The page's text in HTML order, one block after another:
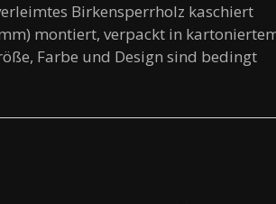
Birkensperrholz kaschiert
montiert, verpackt in
Farbe und Design sind bedingt